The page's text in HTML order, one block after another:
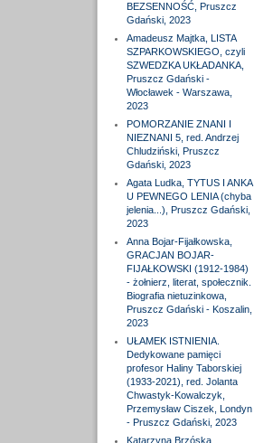
BEZSENNOŚĆ, Pruszcz
Gdański, 2023
Amadeusz Majtka, LISTA
SZPARKOWSKIEGO, czyli
SZWEDZKA UKŁADANKA,
Pruszcz Gdański -
Włocławek - Warszawa,
2023
POMORZANIE ZNANI I
NIEZNANI 5, red. Andrzej
Chludziński, Pruszcz
Gdański, 2023
Agata Ludka, TYTUS I ANKA
U PEWNEGO LENIA (chyba
jelenia...), Pruszcz Gdański,
2023
Anna Bojar-Fijałkowska,
GRACJAN BOJAR-
FIJAŁKOWSKI (1912-1984)
- żołnierz, literat, społecznik.
Biografia nietuzinkowa,
Pruszcz Gdański - Koszalin,
2023
UŁAMEK ISTNIENIA.
Dedykowane pamięci
profesor Haliny Taborskiej
(1933-2021), red. Jolanta
Chwastyk-Kowalczyk,
Przemysław Ciszek, Londyn
- Pruszcz Gdański, 2023
Katarzyna Brzóska,